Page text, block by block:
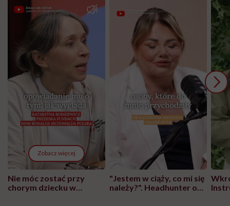
Zobacz więcej
Nie móc zostać przy
chorym dziecku w
"Jestem w ciąży, co mi się
należy?". Headhunter o